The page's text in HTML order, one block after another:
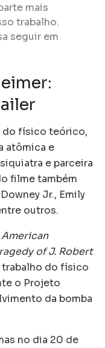
mais
trabalho.
seguir em
do físico teórico,
atômica e
e parceira
filme também
Jr., Emily
outros.
American
of J. Robert
trabalho do físico
o Projeto
da bomba
no dia 20 de